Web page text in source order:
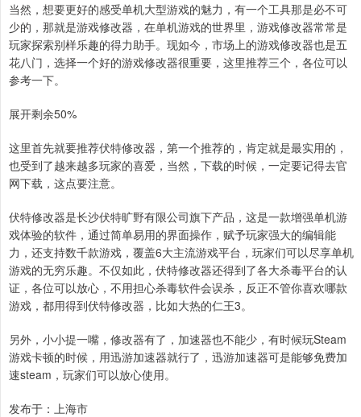
当然，想要更好的感受单机大型游戏的魅力，有一个工具那是必不可
少的，那就是游戏修改器，在单机游戏的世界里，游戏修改器常常是
玩家探索别样乐趣的得力助手。现如今，市场上的游戏修改器也是五
花八门，选择一个好的游戏修改器很重要，这里推荐三个，各位可以
参考一下。
展开剩余50%
这里首先就要推荐伏特修改器，第一个推荐的，肯定就是最实用的，
也受到了越来越多玩家的喜爱，当然，下载的时候，一定要记得去官
网下载，这点要注意。
伏特修改器是长沙伏特旷野有限公司旗下产品，这是一款增强单机游
戏体验的软件，通过简单易用的界面操作，赋予玩家强大的编辑能
力，还支持数千款游戏，覆盖6大主流游戏平台，玩家们可以尽享单机
游戏的无穷乐趣。不仅如此，伏特修改器还得到了各大杀毒平台的认
证，各位可以放心，不用担心杀毒软件会误杀，反正不管你喜欢哪款
游戏，都用得到伏特修改器，比如大热的仁王3。
另外，小小提一嘴，修改器有了，加速器也不能少，有时候玩Steam
游戏卡顿的时候，用迅游加速器就行了，迅游加速器可是能够免费加
速steam，玩家们可以放心使用。
发布于：上海市